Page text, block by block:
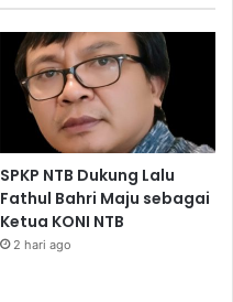
SPKP NTB Dukung Lalu
Fathul Bahri Maju sebagai
Ketua KONI NTB
2 hari ago